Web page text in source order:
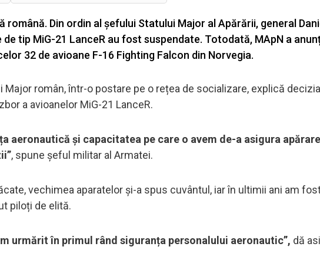
Din ordin al șefului Statului Major al Apărării, general
tip MiG-21 LanceR au fost suspendate. Totodată, MApN a
32 de avioane F-16 Fighting Falcon din Norvegia.
Major român, într-o postare pe o rețea de socializare, explică decizia
a avioanelor MiG-21 LanceR.
aeronautică și capacitatea pe care o avem de-a asigura
, spune șeful militar al Armatei.
vechimea aparatelor și-a spus cuvântul, iar în ultimii ani am
piloți de elită.
urmărit în primul rând siguranța personalului aeronautic”, dă